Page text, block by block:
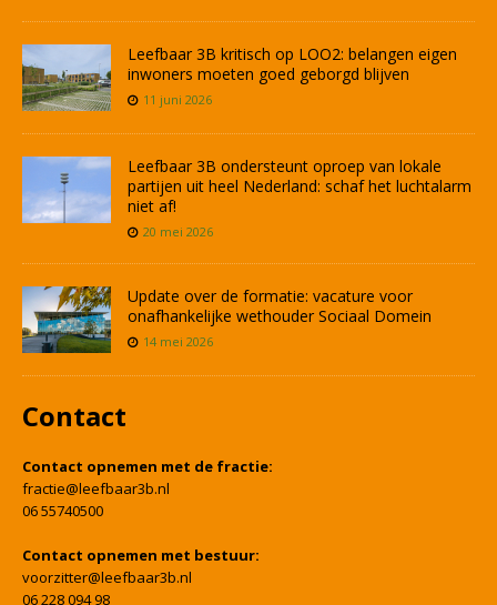
Leefbaar 3B kritisch op LOO2: belangen eigen
inwoners moeten goed geborgd blijven
11 juni 2026
Leefbaar 3B ondersteunt oproep van lokale
partijen uit heel Nederland: schaf het luchtalarm
niet af!
20 mei 2026
Update over de formatie: vacature voor
onafhankelijke wethouder Sociaal Domein
14 mei 2026
Contact
Contact opnemen met de fractie:
fractie@leefbaar3b.nl
06 55740500
Contact opnemen met bestuur:
voorzitter@leefbaar3b.nl
06 228 094 98